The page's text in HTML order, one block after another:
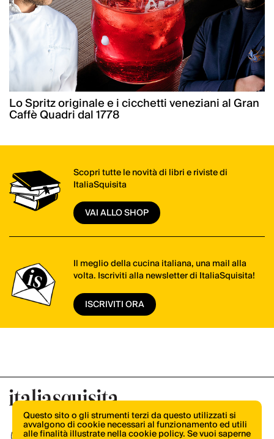
Lo Spritz originale e i cicchetti veneziani al Gran
Caffè Quadri dal 1778
Scopri tutte le novità di libri e riviste di
ItaliaSquisita
VAI ALLO SHOP
Il meglio della cucina italiana, una mail alla
volta. Iscriviti alla newsletter di ItaliaSquisita!
ISCRIVITI ORA
Questo sito o gli strumenti terzi da questo utilizzati si
avvalgono di cookie necessari al funzionamento ed utili
alle finalità illustrate nella cookie policy. Se vuoi saperne